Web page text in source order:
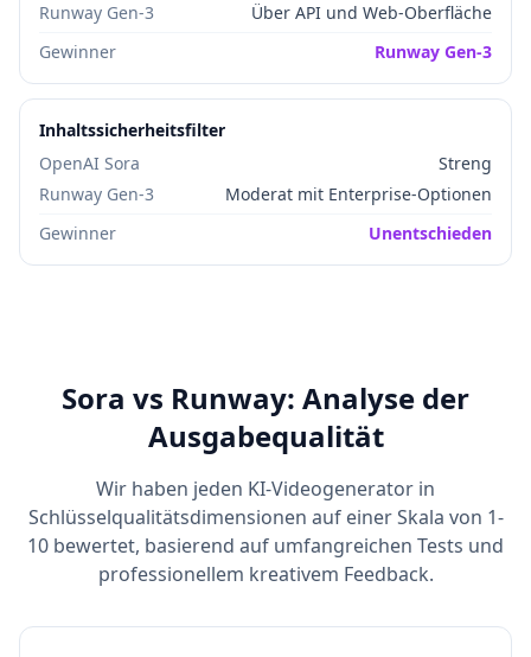
Runway Gen-3
Über API und Web-Oberfläche
Gewinner
Runway Gen-3
Inhaltssicherheitsfilter
OpenAI Sora
Streng
Runway Gen-3
Moderat mit Enterprise-Optionen
Gewinner
Unentschieden
Sora vs Runway: Analyse der
Ausgabequalität
Wir haben jeden KI-Videogenerator in
Schlüsselqualitätsdimensionen auf einer Skala von 1-
10 bewertet, basierend auf umfangreichen Tests und
professionellem kreativem Feedback.